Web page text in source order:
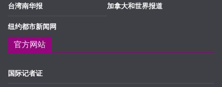
台湾南华报
纽约都市新闻网
加拿大和世界报道
官方网站
国际记者证